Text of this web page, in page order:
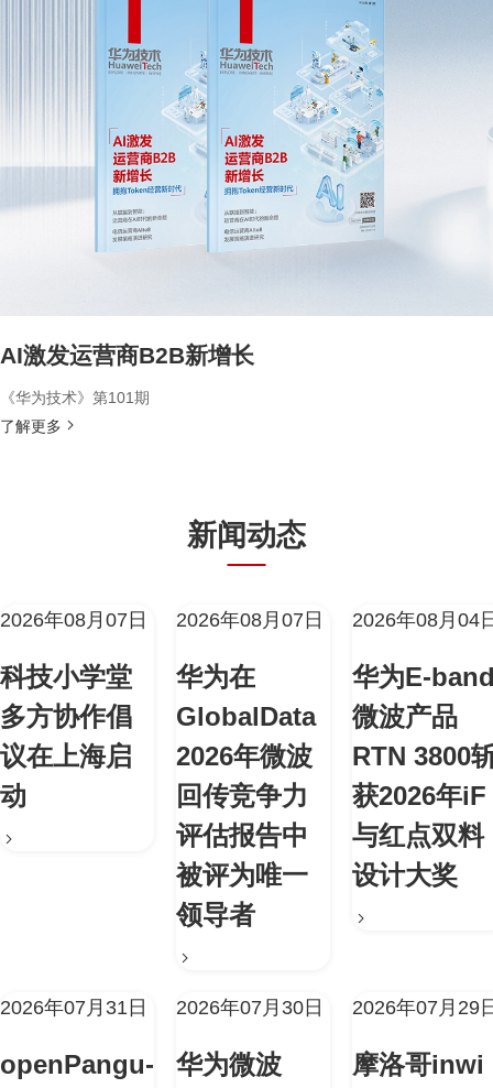
AI激发运营商B2B新增长
《华为技术》第101期
了解更多
新闻动态
2026年08月07日
科技小学堂
多方协作倡
议在上海启
动
2026年08月07日
华为在
GlobalData
2026年微波
回传竞争力
评估报告中
被评为唯一
领导者
2026年08月04
华为E-
微波产品
RTN 3800
获2026年iF
与红点双料
设计大奖
2026年07月31日
openPangu-
2026年07月30日
华为微波
2026年07月29
摩洛哥inwi